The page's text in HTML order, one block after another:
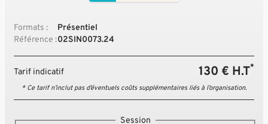
Formats :
Présentiel
Référence :02SIN0073.24
Tarif indicatif 130 € H.T*
* Ce tarif n’inclut pas d’éventuels coûts supplémentaires liés à l’organisation.
Session